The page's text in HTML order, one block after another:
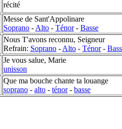
récité
Messe de Sant'Appolinare
Soprano -Alto - Ténor- Basse
Nous T'avons reconnu, Seigneur
Refrain: Soprano -Alto - Ténor-
Je vous salue, Marie
unisson
Que ma bouche chante ta louange
soprano - alto - ténor- basse